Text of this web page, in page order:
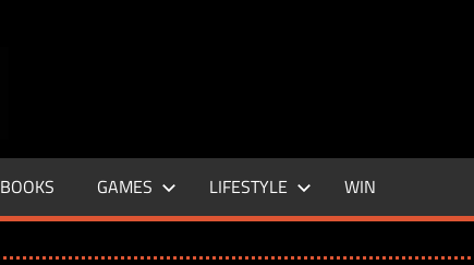
–
LIFE
BOOKS GAMES LIFESTYLE WIN